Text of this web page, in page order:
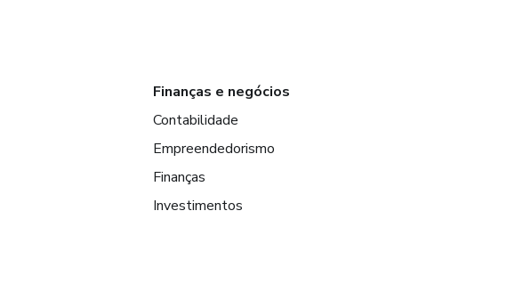
Finanças e negócios
Contabilidade
Empreendedorismo
Finanças
Investimentos